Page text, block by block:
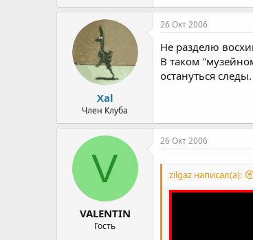
Xal
Член Клуба
26 Окт 2006
Не разделю
В таком
остануться
V
VALENTIN
Гость
26 Окт 2006
zilgaz написал(а):